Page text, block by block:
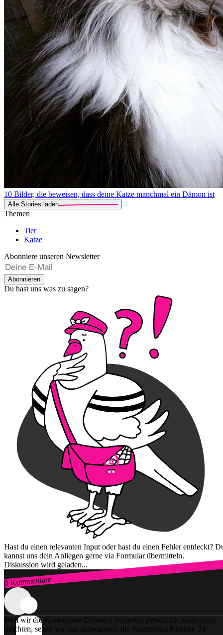
10 Bilder, die beweisen, dass deine Katze manchmal ein Dämon ist
Alle Stories laden
Themen
Tier
Katze
Abonniere unseren Newsletter
Abonnieren
Du hast uns was zu sagen?
Hast du einen relevanten Input oder hast du einen Fehler entdeckt?
kannst uns dein Anliegen gerne via Formular übermitteln.
Diskussion wird geladen...
0 Kommentare
Zum Login
Weil wir die Kommentar-Debatten weiterhin persönlich moderieren
möchten, sehen wir uns gezwungen, die Kommentarfunktion 24